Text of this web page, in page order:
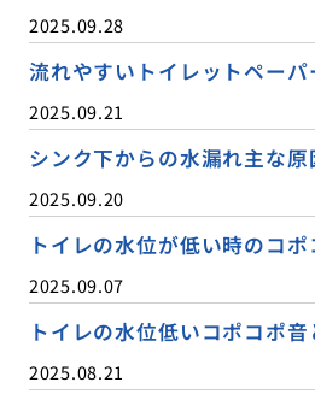
2025.09.28
流れやすいトイレットペー
2025.09.21
シンク下からの水漏れ主な原
2025.09.20
トイレの水位が低い時のコ
2025.09.07
トイレの水位低いコポコポ音
2025.08.21